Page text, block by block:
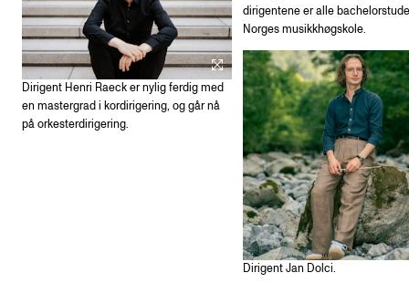
dirigentene er alle
Norges musikkhøgskole.
Dirigent Henri Raeck er nylig ferdig med
en mastergrad i kordirigering, og går nå
på orkesterdirigering.
Dirigent Jan Dolci.